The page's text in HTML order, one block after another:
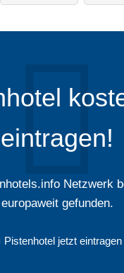
eintragen!
Netzwerk
europaweit gefunden.
Pistenhotel jetzt eintragen